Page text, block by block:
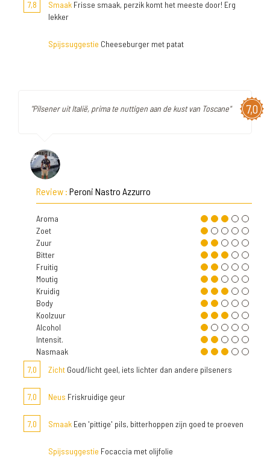
7,8 Smaak Frisse smaak, perzik komt het meeste door! Erg
lekker
Spijssuggestie Cheeseburger met patat
7,0
"Pilsener uit Italië, prima te nuttigen aan de kust van Toscane"
Review : Peroni Nastro Azzurro
Aroma
Zoet
Zuur
Bitter
Fruitig
Moutig
Kruidig
Body
Koolzuur
Alcohol
Intensit.
Nasmaak
7,0
Zicht Goud/licht geel, iets lichter dan andere pilseners
7,0 Neus Friskruidige geur
7,0 Smaak Een 'pittige' pils, bitterhoppen zijn goed te proeven
Spijssuggestie Focaccia met olijfolie